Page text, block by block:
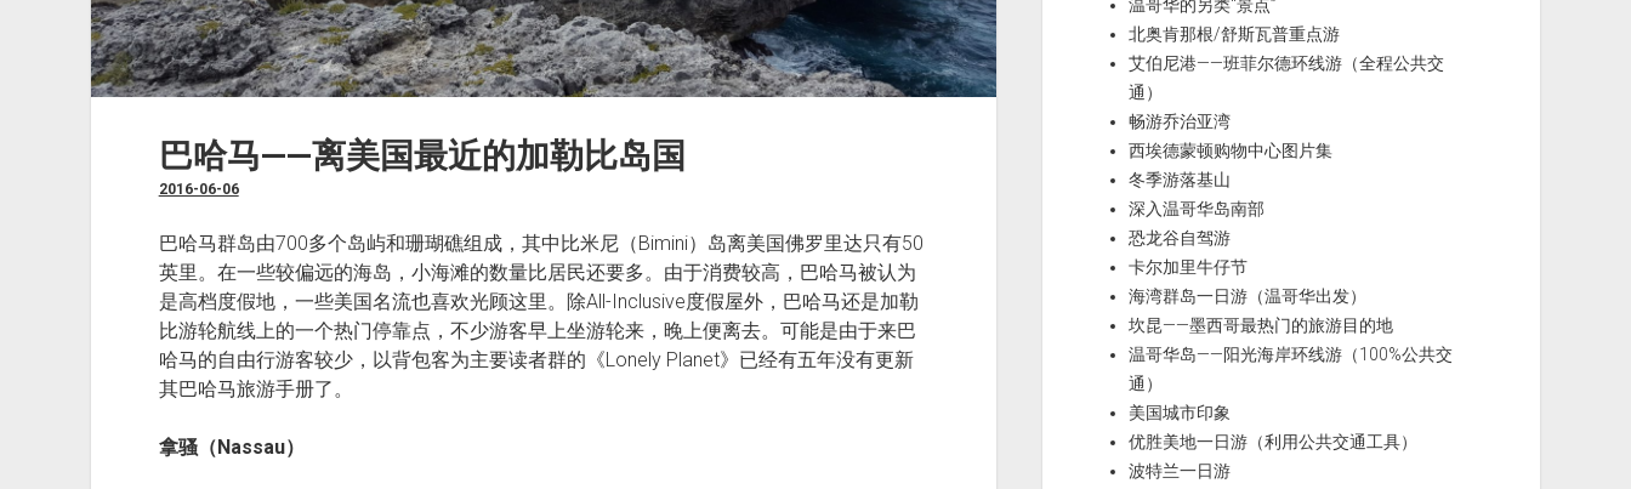
巴哈马——离美国最近的加勒比岛国
2016-06-06
巴哈马群岛由700多个岛屿和珊瑚礁组成，其中比米尼（Bimini）岛离美国佛罗里达只有50
英里。在一些较偏远的海岛，小海滩的数量比居民还要多。由于消费较高，巴哈马被认为
是高档度假地，一些美国名流也喜欢光顾这里。除All-Inclusive度假屋外，巴哈马还是加勒
比游轮航线上的一个热门停靠点，不少游客早上坐游轮来，晚上便离去。可能是由于来巴
哈马的自由行游客较少，以背包客为主要读者群的《Lonely Planet》已经有五年没有更新
其巴哈马旅游手册了。
拿骚（Nassau）
温哥华的另类“景点”
北奥肯那根/舒斯瓦普重点游
艾伯尼港——班菲尔德环线游（全程公共交
通）
畅游乔治亚湾
西埃德蒙顿购物中心图片集
冬季游落基山
深入温哥华岛南部
恐龙谷自驾游
卡尔加里牛仔节
海湾群岛一日游（温哥华出发）
坎昆——墨西哥最热门的旅游目的地
温哥华岛——阳光海岸环线游（100%公共交
通）
美国城市印象
优胜美地一日游（利用公共交通工具）
波特兰一日游